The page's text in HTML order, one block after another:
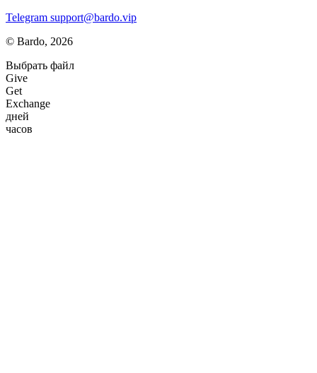
Telegram support@bardo.vip
© Bardo, 2026
Выбрать файл
Give
Get
Exchange
дней
часов